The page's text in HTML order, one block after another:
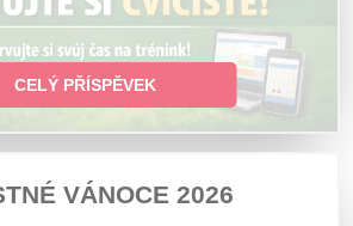
CELÝ PŘÍSPĚVEK
VÁNOCE 2026